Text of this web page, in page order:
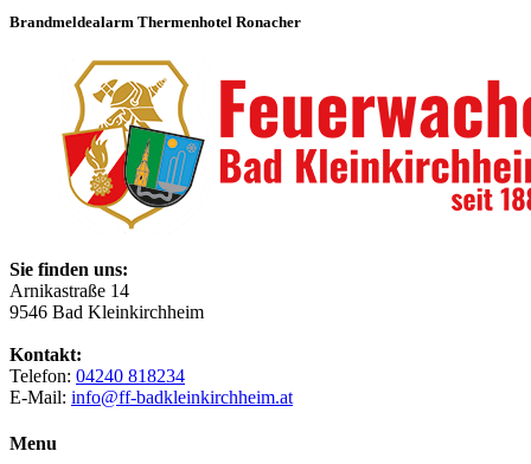
Brandmeldealarm Thermenhotel Ronacher
Sie finden uns:
Arnikastraße 14
9546 Bad Kleinkirchheim
Kontakt:
Telefon: 04240 818234
E-Mail: info@ff-badkleinkirchheim.at
Menu